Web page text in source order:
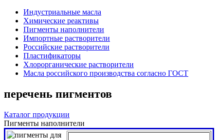
Индустриальные масла
Химические реактивы
Пигменты наполнители
Импортные растворители
Российские растворители
Пластификаторы
Хлорорганические растворители
Масла российского производства согласно ГОСТ
перечень пигментов
Каталог продукции
Пигменты наполнители